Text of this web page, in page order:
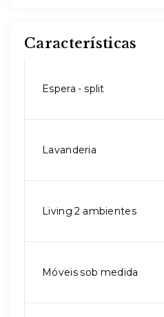
Características
Espera - split
Lavanderia
Living 2 ambientes
Móveis sob medida